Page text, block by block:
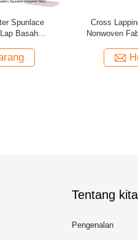
Oleh
Andritz
37 Tahun
Untuk
Tentang kita
Pengenalan